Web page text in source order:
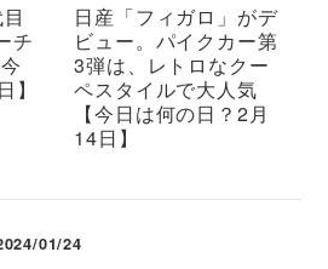
チ
】
日産「フィガロ」がデ
ビュー。パイクカー第
3弾は、レトロなクー
ペスタイルで大人気
【今日は何の日？2月
14日】
01/24